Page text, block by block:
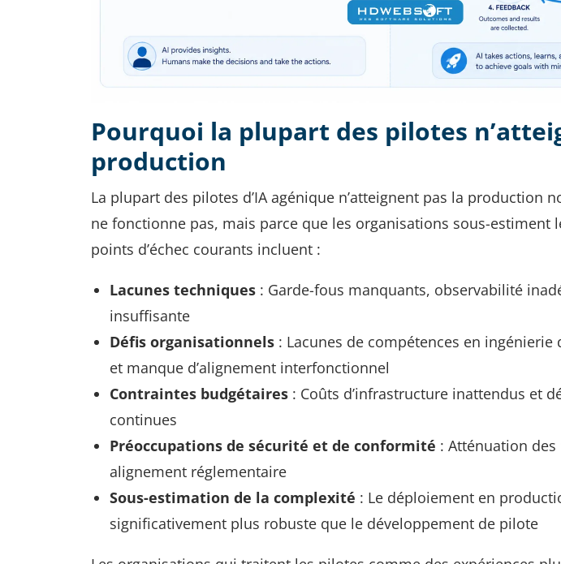
Pourquoi la plupart des pilotes
production
La plupart des pilotes d’IA agénique n’atteignent pas la production
ne fonctionne pas, mais parce que les organisations sous-estiment
points d’échec courants incluent :
Lacunes techniques: Garde-fous manquants, observabilité
insuffisante
Défis organisationnels: Lacunes de compétences en
et manque d’alignement interfonctionnel
Contraintes budgétaires: Coûts d’infrastructure inattendus et
continues
Préoccupations de sécurité et de conformité : Atténuation
alignement réglementaire
Sous-estimation de la complexité : Le déploiement en
significativement plus robuste que le développement de pilote